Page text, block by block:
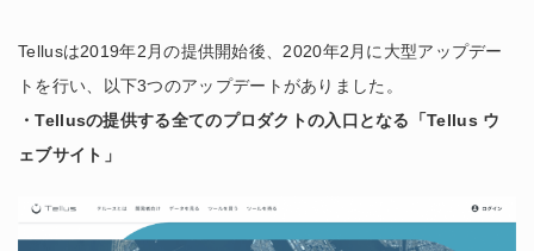
Tellusは2019年2月の提供開始後、2020年2月に大型アップデー
トを行い、以下3つのアップデートがありました。
・Tellusの提供する全てのプロダクトの入口となる「Tellus ウ
ェブサイト」